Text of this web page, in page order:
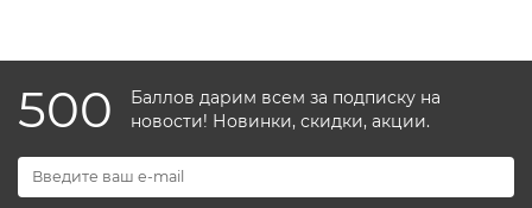
500
Баллов дарим всем за подписку на
новости! Новинки, скидки, акции.